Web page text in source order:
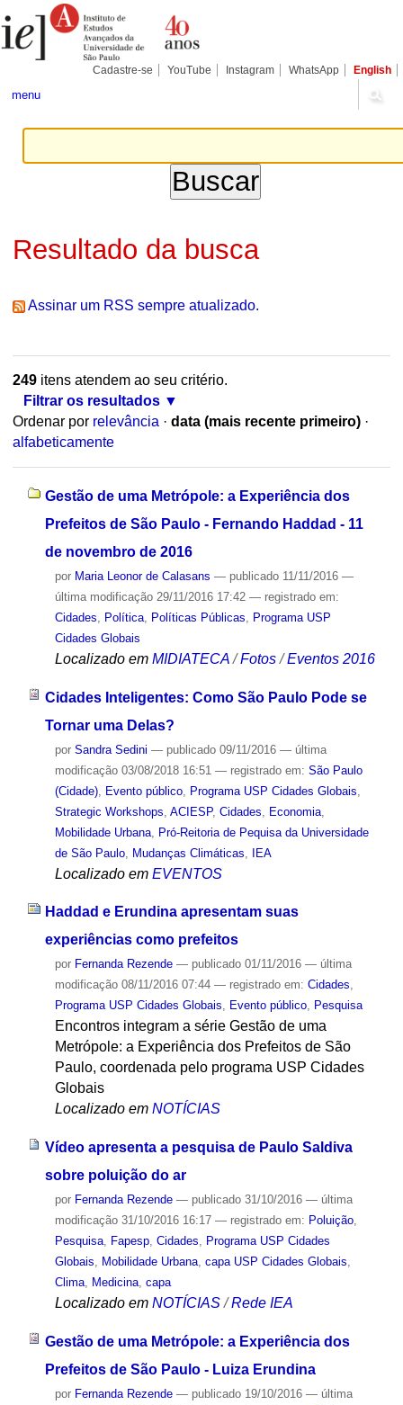
para
conteúdo.
Pessoais
Cadastre-se YouTube Instagram WhatsApp English
menu
Resultado da busca
Assinar um RSS sempre atualizado.
249itens atendem ao seu critério.
Filtrar os resultados
Ordenar por relevância · data (mais recente primeiro) ·
alfabeticamente
Gestão de uma Metrópole: a Experiência dos
Prefeitos de São Paulo - Fernando Haddad - 11
de novembro de 2016
por Maria Leonor de Calasans — publicado11/11/2016 —
última modificação29/11/2016 17:42 — registrado em:
Cidades
Política, Políticas Públicas
Programa USP
Cidades Globais
Localizado em MIDIATECA /Fotos /Eventos 2016
Cidades Inteligentes: Como São Paulo Pode se
Tornar uma Delas?
por Sandra Sedini — publicado09/11/2016 — última
modificação03/08/2018 16:51 — registrado em: São Paulo
(Cidade), Evento público, Programa USP Cidades Globais
Strategic Workshops ACIESP, Cidades Economia,
Mobilidade Urbana, Pró-Reitoria de Pequisa da Universidade
de São Paulo, Mudanças Climáticas IEA
Localizado em EVENTOS
Haddad e Erundina apresentam suas
experiências como prefeitos
por Fernanda Rezende — publicado01/11/2016 — última
modificação08/11/2016 07:44 — registrado em: Cidades,
Programa USP Cidades Globais, Evento público, Pesquisa
Encontros integram a série Gestão de uma
Metrópole: a Experiência dos Prefeitos de São
Paulo, coordenada pelo programa USP Cidades
Globais
Localizado em NOTÍCIAS
Vídeo apresenta a pesquisa de Paulo Saldiva
sobre poluição do ar
por Fernanda Rezende — publicado31/10/2016 — última
modificação31/10/2016 16:17 — registrado em: Poluição,
Pesquisa, Fapesp, Cidades, Programa USP Cidades
Globais, Mobilidade Urbana, capa USP Cidades Globais,
Clima, Medicina, capa
Localizado em NOTÍCIAS /Rede IEA
Gestão de uma Metrópole: a Experiência dos
Prefeitos de São Paulo - Luiza Erundina
por Fernanda Rezende — publicado19/10/2016 — última